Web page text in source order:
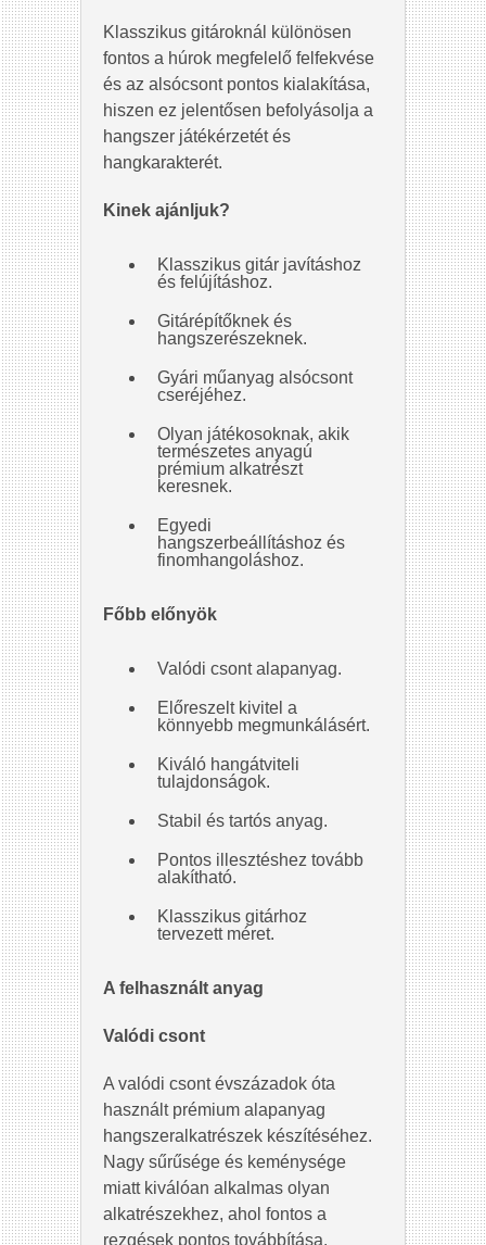
Klasszikus gitároknál különösen
fontos a húrok megfelelő felfekvése
és az alsócsont pontos kialakítása,
hiszen ez jelentősen befolyásolja a
hangszer játékérzetét és
hangkarakterét.
Kinek ajánljuk?
Klasszikus gitár javításhoz
és felújításhoz.
Gitárépítőknek és
hangszerészeknek.
Gyári műanyag alsócsont
cseréjéhez.
Olyan játékosoknak, akik
természetes anyagú
prémium alkatrészt
keresnek.
Egyedi
hangszerbeállításhoz és
finomhangoláshoz.
Főbb előnyök
Valódi csont alapanyag.
Előreszelt kivitel a
könnyebb megmunkálásért.
Kiváló hangátviteli
tulajdonságok.
Stabil és tartós anyag.
Pontos illesztéshez tovább
alakítható.
Klasszikus gitárhoz
tervezett méret.
A felhasznált anyag
Valódi csont
A valódi csont évszázadok óta
használt prémium alapanyag
hangszeralkatrészek készítéséhez.
Nagy sűrűsége és keménysége
miatt kiválóan alkalmas olyan
alkatrészekhez, ahol fontos a
rezgések pontos továbbítása.